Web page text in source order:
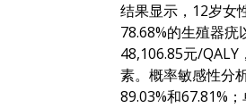
结果显示，12岁女
78.68%的生殖器疣
48,106.85元/
素。概率敏感性分
89.03%和67.81%